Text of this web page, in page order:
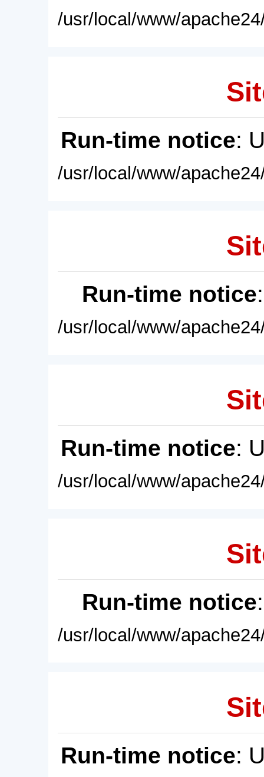
/usr/local/www/
Run-time notice:
/usr/local/www/
Run-time notice
/usr/local/www/
Run-time notice:
/usr/local/www/
Run-time notice
/usr/local/www/
Run-time notice: